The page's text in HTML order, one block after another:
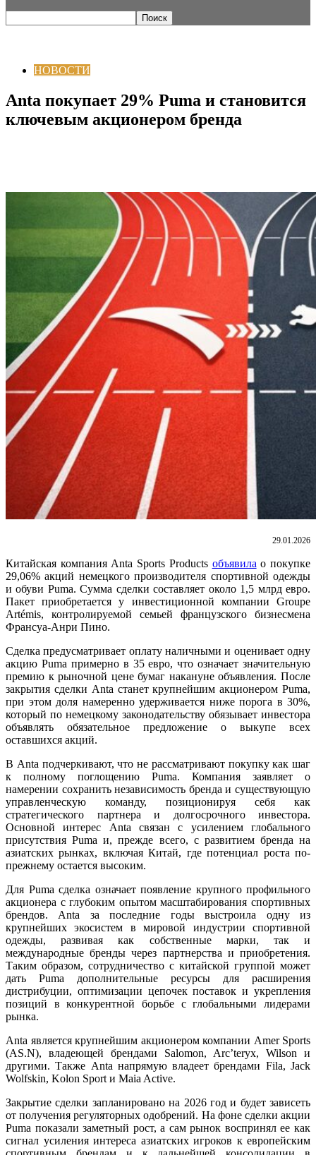
НОВОСТИ
Anta покупает 29% Puma и становится
ключевым акционером бренда
29.01.2026
Китайская компания Anta Sports Products объявила о покупке
29,06% акций немецкого производителя спортивной одежды
и обуви Puma. Сумма сделки составляет около 1,5 млрд евро.
Пакет приобретается у инвестиционной компании Groupe
Artémis, контролируемой семьей французского бизнесмена
Франсуа-Анри Пино.
Сделка предусматривает оплату наличными и оценивает одну
акцию Puma примерно в 35 евро, что означает значительную
премию к рыночной цене бумаг накануне объявления. После
закрытия сделки Anta станет крупнейшим акционером Puma,
при этом доля намеренно удерживается ниже порога в 30%,
который по немецкому законодательству обязывает инвестора
объявлять обязательное предложение о выкупе всех
оставшихся акций.
В Anta подчеркивают, что не рассматривают покупку как шаг
к полному поглощению Puma. Компания заявляет о
намерении сохранить независимость бренда и существующую
управленческую команду, позиционируя себя как
стратегического партнера и долгосрочного инвестора.
Основной интерес Anta связан с усилением глобального
присутствия Puma и, прежде всего, с развитием бренда на
азиатских рынках, включая Китай, где потенциал роста по-
прежнему остается высоким.
Для Puma сделка означает появление крупного профильного
акционера с глубоким опытом масштабирования спортивных
брендов. Anta за последние годы выстроила одну из
крупнейших экосистем в мировой индустрии спортивной
одежды, развивая как собственные марки, так и
международные бренды через партнерства и приобретения.
Таким образом, сотрудничество с китайской группой может
дать Puma дополнительные ресурсы для расширения
дистрибуции, оптимизации цепочек поставок и укрепления
позиций в конкурентной борьбе с глобальными лидерами
рынка.
Anta является крупнейшим акционером компании Amer Sports
(AS.N), владеющей брендами Salomon, Arc’teryx, Wilson и
другими. Также Anta напрямую владеет брендами Fila, Jack
Wolfskin, Kolon Sport и Maia Active.
Закрытие сделки запланировано на 2026 год и будет зависеть
от получения регуляторных одобрений. На фоне сделки акции
Puma показали заметный рост, а сам рынок воспринял ее как
сигнал усиления интереса азиатских игроков к европейским